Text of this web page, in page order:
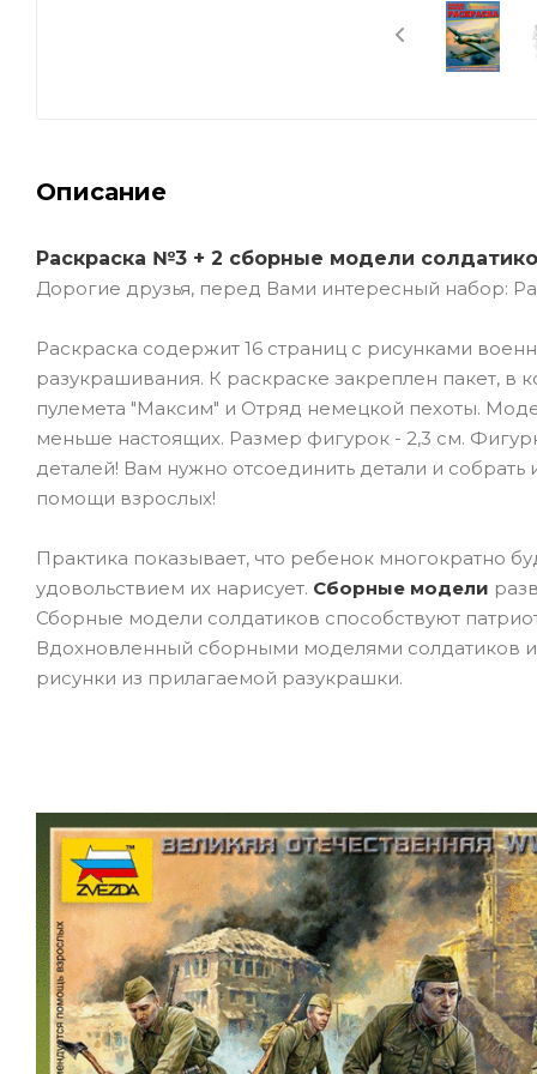
Описание
Раскраска №3 + 2 сборные модели
Дорогие друзья, перед Вами интересный набор:
Раскраска содержит 16 страниц с рисунками
разукрашивания. К раскраске закреплен пакет,
пулемета "Максим" и Отряд немецкой пехоты.
меньше настоящих. Размер фигурок - 2,3 см.
деталей! Вам нужно отсоединить детали и собрать
помощи взрослых!
Практика показывает, что ребенок многократно
удовольствием их нарисует. Сборные модели
Сборные модели солдатиков способствуют
Вдохновленный сборными моделями солдатиков
рисунки из прилагаемой разукрашки.